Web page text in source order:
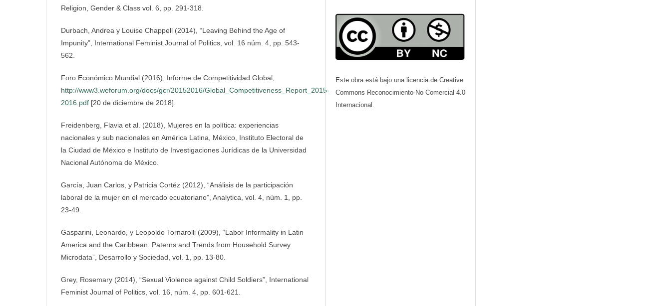
Religion, Gender & Class vol. 6, pp. 291-318.
Durbach, Andrea y Louise Chappell (2014), “Leaving Behind the Age of
Impunity”, International Feminist Journal of Politics, vol. 16 núm. 4, pp. 543-
562.
Foro Económico Mundial (2016), Informe de Competitividad Global,
http://www3.weforum.org/docs/gcr/20152016/Global_Competitiveness_Report_2015-
2016.pdf [20 de diciembre de 2018].
Freidenberg, Flavia et al. (2018), Mujeres en la política: experiencias
nacionales y sub nacionales en América Latina, México, Instituto Electoral de
la Ciudad de México e Instituto de Investigaciones Jurídicas de la Universidad
Nacional Autónoma de México.
García, Juan Carlos, y Patricia Cortéz (2012), “Análisis de la participación
laboral de la mujer en el mercado ecuatoriano”, Analytica, vol. 4, núm. 1, pp.
23-49.
Gasparini, Leonardo, y Leopoldo Tornarolli (2009), “Labor Informality in Latin
America and the Caribbean: Paterns and Trends from Household Survey
Microdata”, Desarrollo y Sociedad, vol. 1, pp. 13-80.
Grey, Rosemary (2014), “Sexual Violence against Child Soldiers”, International
Feminist Journal of Politics, vol. 16, núm. 4, pp. 601-621.
Este obra está bajo una licencia de Creative
Commons Reconocimiento-No Comercial 4.0
Internacional.